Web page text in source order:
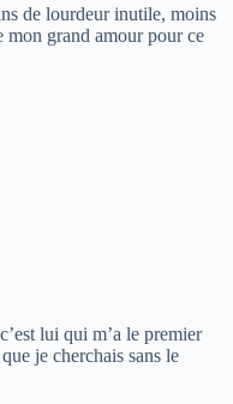
de lourdeur inutile, moins
mon grand amour pour ce
lui qui m’a le premier
je cherchais sans le